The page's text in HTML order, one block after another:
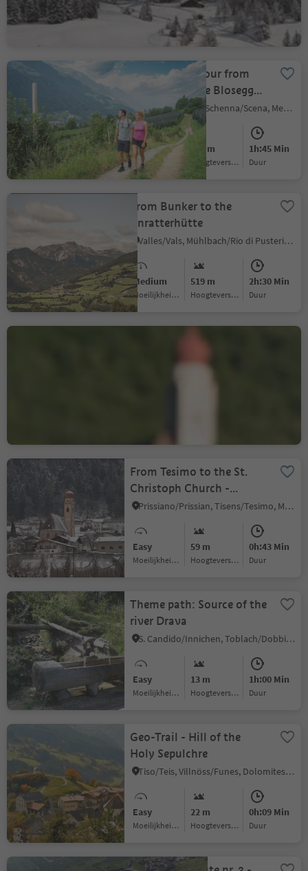
Easy
Moeilijkheidsgraad
260 m
Hoogteverschil
3h:34 Min
Duur
Circular hike tour from
Schenna on the Blosegg
hiking path
Scena/Schenna, Schenna/Scena, Meran/Merano and environs
Easy
Moeilijkheidsgraad
200 m
Hoogteverschil
1h:45 Min
Duur
From Bunker to the
Anratterhütte
Valles/Vals, Mühlbach/Rio di Pusteria, Brixen/Bressanone and environs
Medium
Moeilijkheidsgraad
519 m
Hoogteverschil
2h:30 Min
Duur
Circular walk through the
From Tesimo to the St.
Christoph Church -
Circular Hike at winter
Prissiano/Prissian, Tisens/Tesimo, Meran/Merano and environs
Easy
Moeilijkheidsgraad
59 m
Hoogteverschil
0h:43 Min
Duur
Theme path: Source of the
river Drava
S. Candido/Innichen, Toblach/Dobbiaco, Dolomites Region 3 Zinnen
Easy
Moeilijkheidsgraad
13 m
Hoogteverschil
1h:00 Min
Duur
Geo-Trail - Hill of the
Holy Sepulchre
Tiso/Teis, Villnöss/Funes, Dolomites Region Lüsen Villnöss
Easy
Moeilijkheidsgraad
22 m
Hoogteverschil
0h:09 Min
Duur